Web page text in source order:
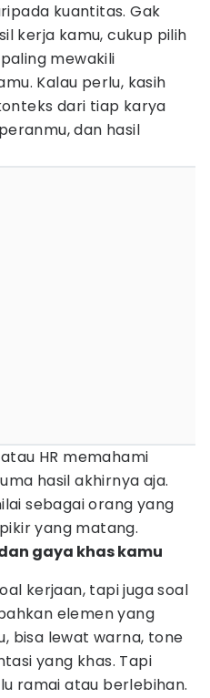
kuantitas. Gak
kerja kamu, cukup pilih
mewakili
Kalau perlu, kasih
dari tiap karya
dan hasil
HR memahami
hasil akhirnya aja.
sebagai orang yang
yang matang.
gaya khas kamu
kerjaan, tapi juga soal
elemen yang
bisa lewat warna, tone
yang khas. Tapi
ramai atau berlebihan.